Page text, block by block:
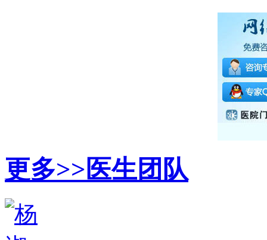
更多>>医生团队